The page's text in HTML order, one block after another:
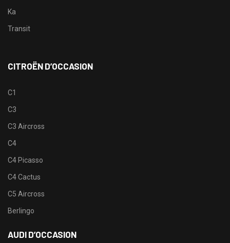
Ka
Transit
CITROËN D’OCCASION
C1
C3
C3 Aircross
C4
C4 Picasso
C4 Cactus
C5 Aircross
Berlingo
AUDI D’OCCASION